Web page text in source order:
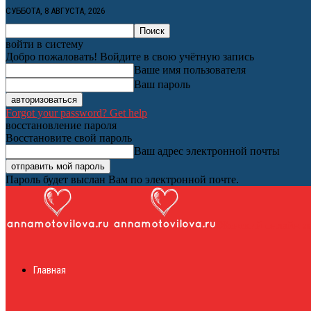
СУББОТА, 8 АВГУСТА, 2026
войти в систему
Добро пожаловать! Войдите в свою учётную запись
Ваше имя пользователя
Ваш пароль
Forgot your password? Get help
восстановление пароля
Восстановите свой пароль
Ваш адрес электронной почты
Пароль будет выслан Вам по электронной почте.
Главная